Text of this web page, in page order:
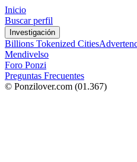
Inicio
Buscar perfil
Investigación
Billions Tokenized Cities
Mendivelso
Foro Ponzi
Preguntas Frecuentes
© Ponzilover.com (01.367)